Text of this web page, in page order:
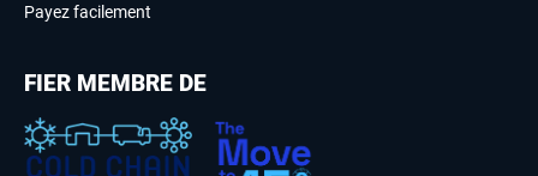
Payez facilement
FIER MEMBRE DE